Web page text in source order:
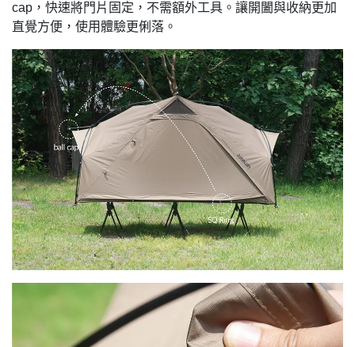
cap，快速將門片固定，不需額外工具。讓開闔與收納更加
直覺方便，使用體驗更俐落。